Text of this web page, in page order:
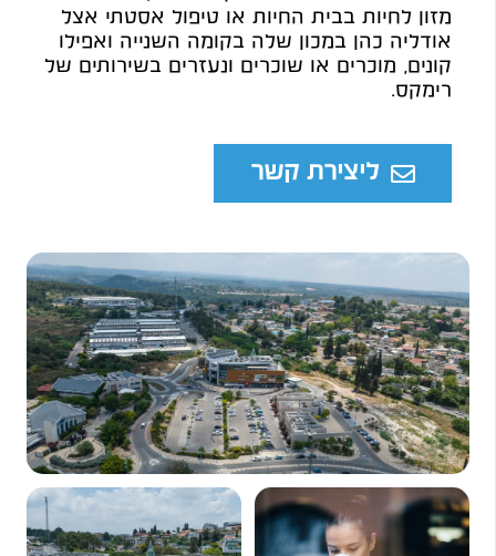
מזון לחיות בבית החיות או טיפול אסטתי אצל
אודליה כהן במכון שלה בקומה השנייה ואפילו
קונים, מוכרים או שוכרים ונעזרים בשירותים של
רימקס.
ליצירת קשר